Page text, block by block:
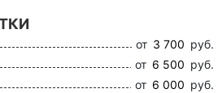
от 3 700 руб.
от 6 500 руб.
от 6 000 руб.